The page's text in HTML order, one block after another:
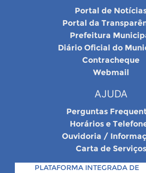
Portal de
Portal da
Prefeitura
Diário Oficial do
Contracheque
Webmail
AJUDA
Perguntas
Horários e
Ouvidoria /
Carta de Serviços
PLATAFORMA INTEGRADA DE